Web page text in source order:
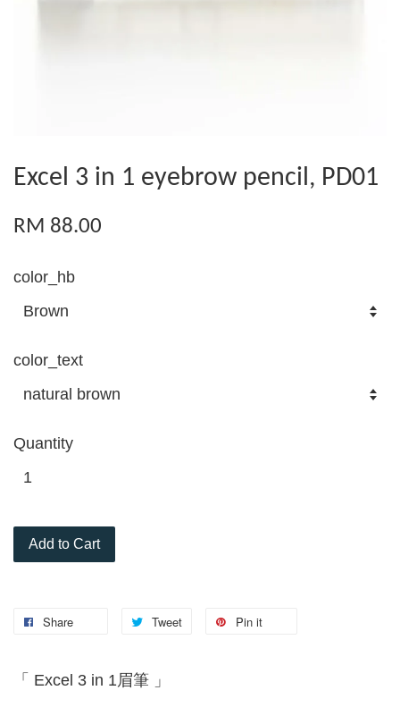
Excel 3 in 1 eyebrow pencil, PD01
RM 88.00
color_hb
color_text
Quantity
Add to Cart
Share Tweet Pin it
「 Excel 3 in 1眉筆 」